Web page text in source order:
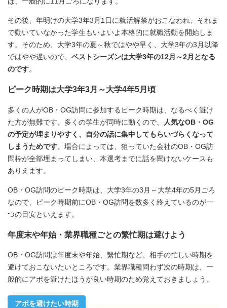
その後、年明けの大学3年3月1日に就活解禁がおこなわれ、それま
で動いていなかった学生もいよいよ本格的に就職活動を開始しま
す。そのため、大学3年の夏～秋ではやや早く、大学3年の3月以降
ではやや遅いので、 ベストシーズンは大学3年の12月～2月となる
のです。
ピーク時期は大学3年3月～大学4年5月頃
多くの人がOB・OG訪問に参加するピーク時期は、なるべく避け
た方が無難です。多くの学生が同時に動くので、
人気なOB・OG
の予定が埋まりやすく、自分の話に集中してもらいづらくなって
しまうためです。場合によっては、狙っていた会社のOB・OG訪
問枠が全部埋まってしまい、本選考までに話を聞けないケースも
ありえます。
OB・OG訪問のピーク時期は、大学3年の3月～大学4年の5月ごろ
なので、ピーク時期前にOB・OG訪問を数多く終えているのが一
つの目安といえます。
年度末や年始・業界職種ごとの繁忙期は避けよう
OB・OG訪問は年度末や年始、繫忙期など、相手の忙しい時期を
避けておこないたいところです。業界職種問わず次の時期は、一
般的にアポを避けたほうが良い時期のため覚えておきましょう。
アポを避けたい時期